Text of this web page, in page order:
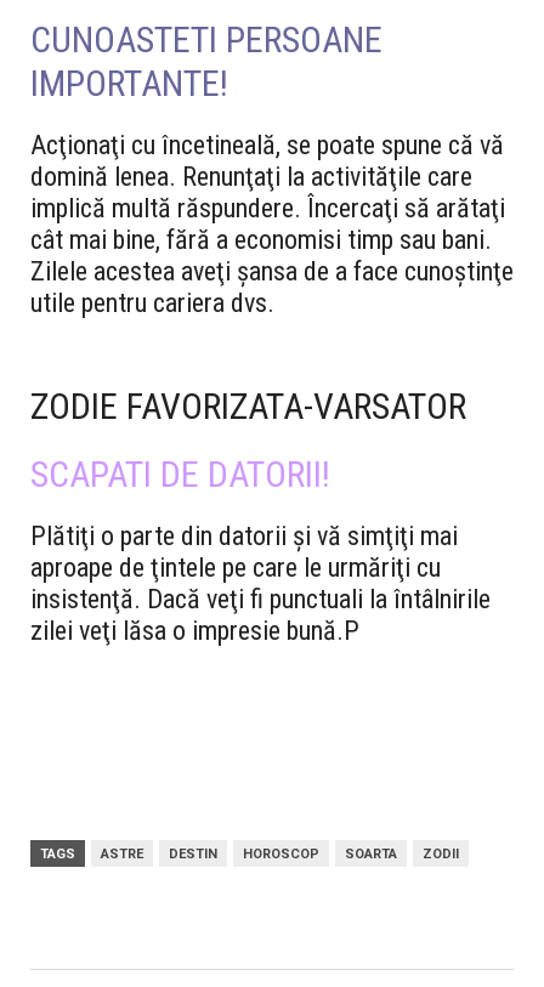
CUNOASTETI PERSOANE
IMPORTANTE!
Acţionaţi cu încetineală, se poate spune că vă
domină lenea. Renunţaţi la activităţile care
implică multă răspundere. Încercaţi să arătaţi
cât mai bine, fără a economisi timp sau bani.
Zilele acestea aveţi şansa de a face cunoştinţe
utile pentru cariera dvs.
ZODIE FAVORIZATA-VARSATOR
SCAPATI DE DATORII!
Plătiţi o parte din datorii şi vă simţiţi mai
aproape de ţintele pe care le urmăriţi cu
insistenţă. Dacă veţi fi punctuali la întâlnirile
zilei veţi lăsa o impresie bună.P
TAGS ASTRE DESTIN HOROSCOP SOARTA ZODII